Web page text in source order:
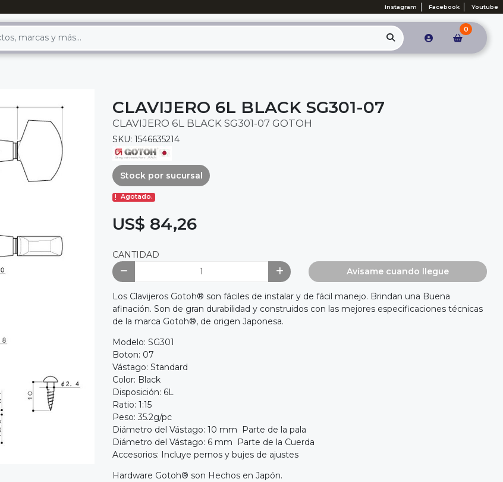
Instagram Facebook Youtube
0
CLAVIJERO 6L BLACK SG301-07
CLAVIJERO 6L BLACK SG301-07 GOTOH
SKU: 1546635214
Stock por sucursal
Agotado.
US$ 84,26
CANTIDAD
Avísame cuando llegue
Los Clavijeros Gotoh® son fáciles de instalar y de fácil manejo. Brindan una Buena
afinación. Son de gran durabilidad y construidos con las mejores especificaciones técnicas
de la marca Gotoh®, de origen Japonesa.
Modelo: SG301
Boton: 07
Vástago: Standard
Color: Black
Disposición: 6L
Ratio: 1:15
Peso: 35.2g/pc
Diámetro del Vástago: 10 mm Parte de la pala
Diámetro del Vástago: 6 mm Parte de la Cuerda
Accesorios: Incluye pernos y bujes de ajustes
Hardware Gotoh® son Hechos en Japón.